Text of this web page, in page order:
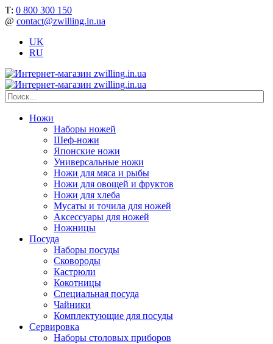
Т: 0 800 300 150
@ contact@zwilling.in.ua
UK
RU
Ножи
Наборы ножей
Шеф-ножи
Японские ножи
Универсальные ножи
Ножи для мяса и рыбы
Ножи для овощей и фруктов
Ножи для хлеба
Мусаты и точила для ножей
Аксессуары для ножей
Ножницы
Посуда
Наборы посуды
Сковороды
Кастрюли
Кокотницы
Специальная посуда
Чайники
Комплектующие для посуды
Сервировка
Наборы столовых приборов